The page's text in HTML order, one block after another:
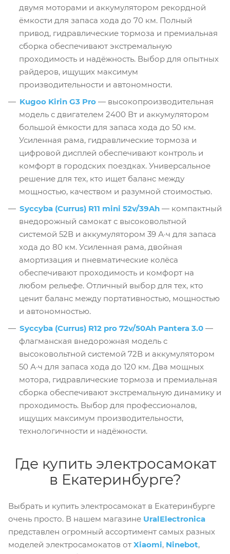
двумя моторами и аккумулятором рекордной
ёмкости для запаса хода до 70 км. Полный
привод, гидравлические тормоза и премиальная
сборка обеспечивают экстремальную
проходимость и надёжность. Выбор для опытных
райдеров, ищущих максимум
производительности и автономности.
Kugoo Kirin G3 Pro — высокопроизводительная
модель с двигателем 2400 Вт и аккумулятором
большой ёмкости для запаса хода до 50 км.
Усиленная рама, гидравлические тормоза и
цифровой дисплей обеспечивают контроль и
комфорт в городских поездках. Универсальное
решение для тех, кто ищет баланс между
мощностью, качеством и разумной стоимостью.
Syccyba (Currus) R11 mini 52v/39Ah — компактный
внедорожный самокат с высоковольтной
системой 52В и аккумулятором 39 А·ч для запаса
хода до 80 км. Усиленная рама, двойная
амортизация и пневматические колёса
обеспечивают проходимость и комфорт на
любом рельефе. Отличный выбор для тех, кто
ценит баланс между портативностью, мощностью
и автономностью.
Syccyba (Currus) R12 pro 72v/50Ah Pantera 3.0 —
флагманская внедорожная модель с
высоковольтной системой 72В и аккумулятором
50 А·ч для запаса хода до 120 км. Два мощных
мотора, гидравлические тормоза и премиальная
сборка обеспечивают экстремальную динамику и
проходимость. Выбор для профессионалов,
ищущих максимум производительности,
технологичности и надёжности.
Где купить электросамокат
в Екатеринбурге?
Выбрать и купить электросамокат в Екатеринбурге
очень просто. В нашем магазине UralElectronica
представлен огромный ассортимент самых разных
моделей электросамокатов от Xiaomi, Ninebot,